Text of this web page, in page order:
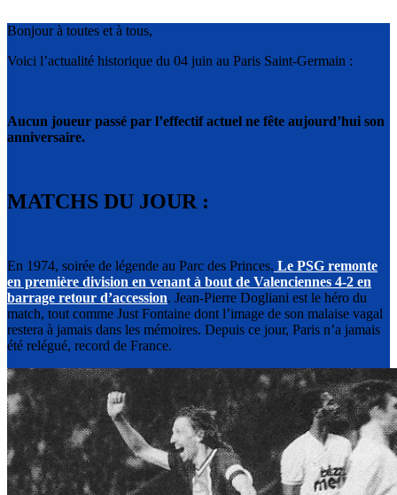
Bonjour à toutes et à tous,
Voici l’actualité historique du 04 juin au Paris Saint-Germain :
Aucun joueur passé par l’effectif actuel ne fête aujourd’hui son
anniversaire.
MATCHS DU JOUR :
En 1974, soirée de légende au Parc des Princes. Le PSG remonte
en première division en venant à bout de Valenciennes 4-2 en
barrage retour d’accession. Jean-Pierre Dogliani est le héro du
match, tout comme Just Fontaine dont l’image de son malaise vagal
restera à jamais dans les mémoires. Depuis ce jour, Paris n’a jamais
été relégué, record de France.